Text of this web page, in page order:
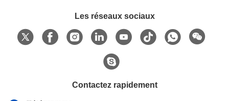
Les réseaux sociaux
Contactez rapidement